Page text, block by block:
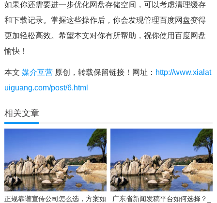
如果你还需要进一步优化网盘存储空间，可以考虑清理缓存
和下载记录。掌握这些操作后，你会发现管理百度网盘变得
更加轻松高效。希望本文对你有所帮助，祝你使用百度网盘
愉快！
本文 媒介互营原创，转载保留链接！网址： http://www.xialat
uiguang.com/post/6.html
相关文章
正规靠谱宣传公司怎么选，方案如
广东省新闻发稿平台如何选择？_